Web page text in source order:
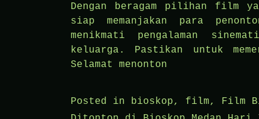
Dengan beragam pilihan film
siap memanjakan para
menikmati pengalaman
keluarga. Pastikan untuk
Selamat menonton
Posted in bioskop, film, Film